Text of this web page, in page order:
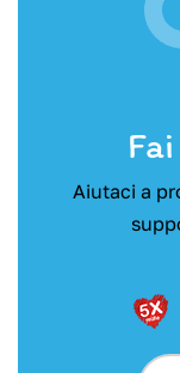
Aiutaci a